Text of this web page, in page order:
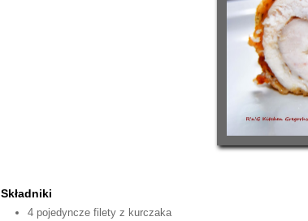
Składniki
4 pojedyncze filety z kurczaka